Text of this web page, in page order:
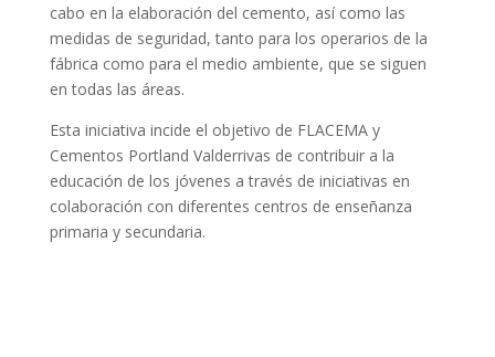
cabo en la elaboración del cemento, así como las
medidas de seguridad, tanto para los operarios de la
fábrica como para el medio ambiente, que se siguen
en todas las áreas.
Esta iniciativa incide el objetivo de FLACEMA y
Cementos Portland Valderrivas de contribuir a la
educación de los jóvenes a través de iniciativas en
colaboración con diferentes centros de enseñanza
primaria y secundaria.